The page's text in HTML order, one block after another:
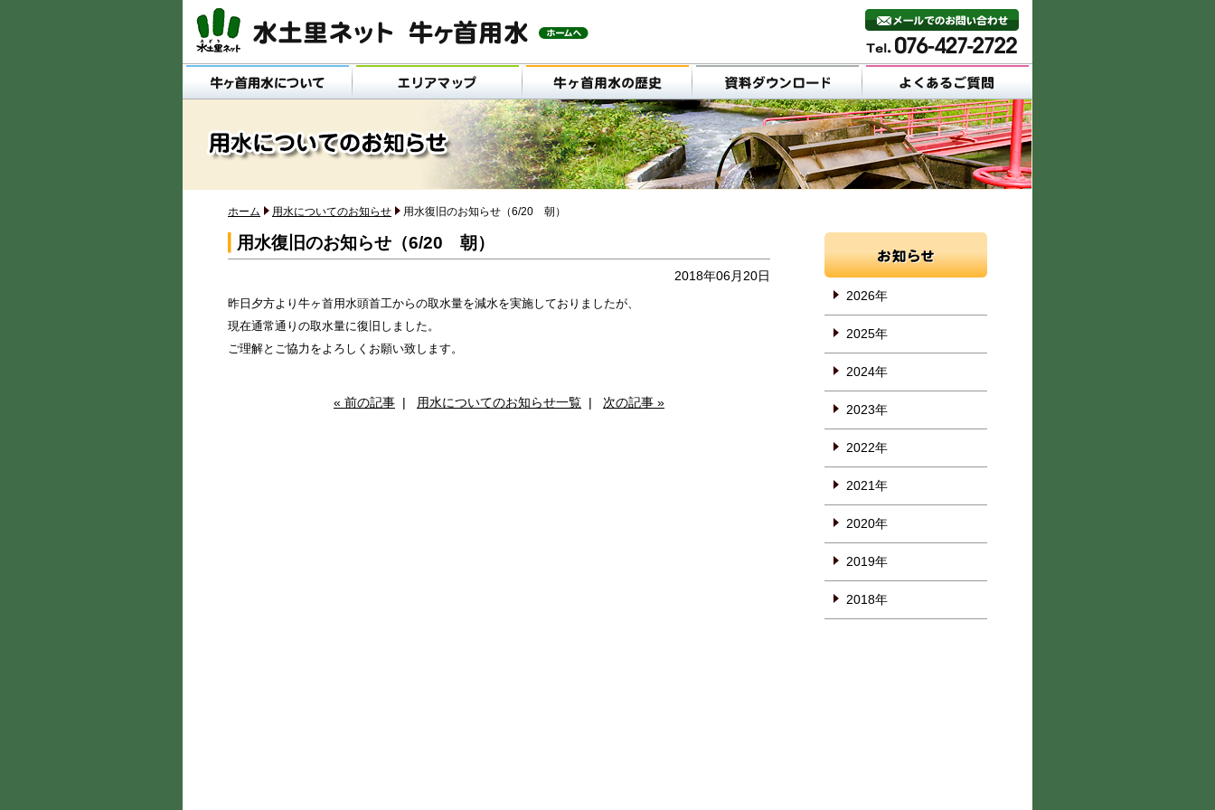
メインメニュー
ホーム 用水についてのお知らせ 用水復旧のお知らせ（6/20 朝）
用水復旧のお知らせ（6/20 朝）
2018年06月20日
昨日夕方より牛ヶ首用水頭首工からの取水量を減水を実施しておりましたが、
現在通常通りの取水量に復旧しました。
ご理解とご協力をよろしくお願い致します。
« 前の記事 | 用水についてのお知らせ一覧 | 次の記事 »
2026年
2025年
2024年
2023年
2022年
2021年
2020年
2019年
2018年